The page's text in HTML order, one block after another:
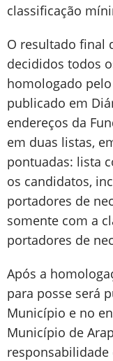
classificação
O resultado final
decididos todos
homologado
publicado em
endereços da
em duas listas,
pontuadas: lista
os candidatos,
portadores de
somente com a
portadores de
Após a
para posse será
Município e no
Município de